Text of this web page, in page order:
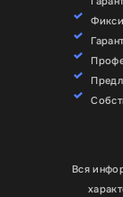
Вся